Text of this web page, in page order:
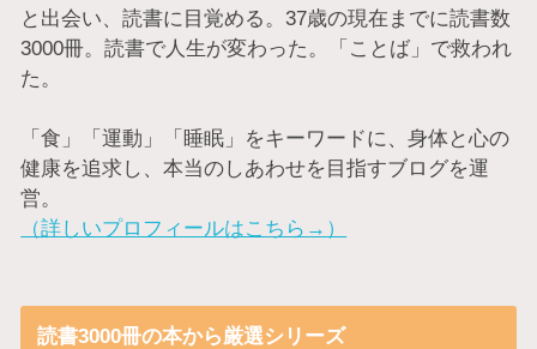
と出会い、読書に目覚める。37歳の現在までに読書数
3000冊。読書で人生が変わった。「ことば」で救われ
た。
「食」「運動」「睡眠」をキーワードに、身体と心の
健康を追求し、本当のしあわせを目指すブログを運
営。
（詳しいプロフィールはこちら→）
読書3000冊の本から厳選シリーズ